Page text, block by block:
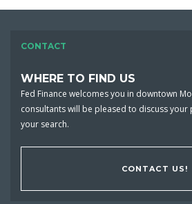
CONTACT
WHERE TO FIND US
Fed Finance welcomes you in downtown
consultants will be pleased to discuss your
your search.
CONTACT US!